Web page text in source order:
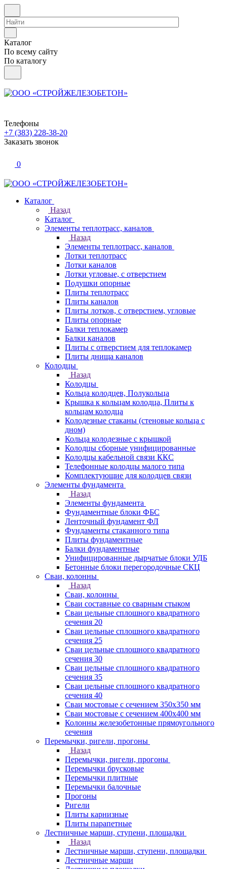
Каталог
По всему сайту
По каталогу
Телефоны
+7 (383) 228-38-20
Заказать звонок
0
Каталог
Назад
Каталог
Элементы теплотрасс, каналов
Назад
Элементы теплотрасс, каналов
Лотки теплотрасс
Лотки каналов
Лотки угловые, с отверстием
Подушки опорные
Плиты теплотрасс
Плиты каналов
Плиты лотков, с отверстием, угловые
Плиты опорные
Балки теплокамер
Балки каналов
Плиты с отверстием для теплокамер
Плиты днища каналов
Колодцы
Назад
Колодцы
Кольца колодцев, Полукольца
Крышка к кольцам колодца, Плиты к
кольцам колодца
Колодезные стаканы (стеновые кольца с
дном)
Кольца колодезные с крышкой
Колодцы сборные унифицированные
Колодцы кабельной связи ККС
Телефонные колодцы малого типа
Комплектующие для колодцев связи
Элементы фундамента
Назад
Элементы фундамента
Фундаментные блоки ФБС
Ленточный фундамент ФЛ
Фундаменты стаканного типа
Плиты фундаментные
Балки фундаментные
Унифицированные дырчатые блоки УДБ
Бетонные блоки перегородочные СКЦ
Сваи, колонны
Назад
Сваи, колонны
Сваи составные со сварным стыком
Сваи цельные сплошного квадратного
сечения 20
Сваи цельные сплошного квадратного
сечения 25
Сваи цельные сплошного квадратного
сечения 30
Сваи цельные сплошного квадратного
сечения 35
Сваи цельные сплошного квадратного
сечения 40
Сваи мостовые с сечением 350х350 мм
Сваи мостовые с сечением 400х400 мм
Колонны железобетонные прямоугольного
сечения
Перемычки, ригели, прогоны
Назад
Перемычки, ригели, прогоны
Перемычки брусковые
Перемычки плитные
Перемычки балочные
Прогоны
Ригели
Плиты карнизные
Плиты парапетные
Лестничные марши, ступени, площадки
Назад
Лестничные марши, ступени, площадки
Лестничные марши